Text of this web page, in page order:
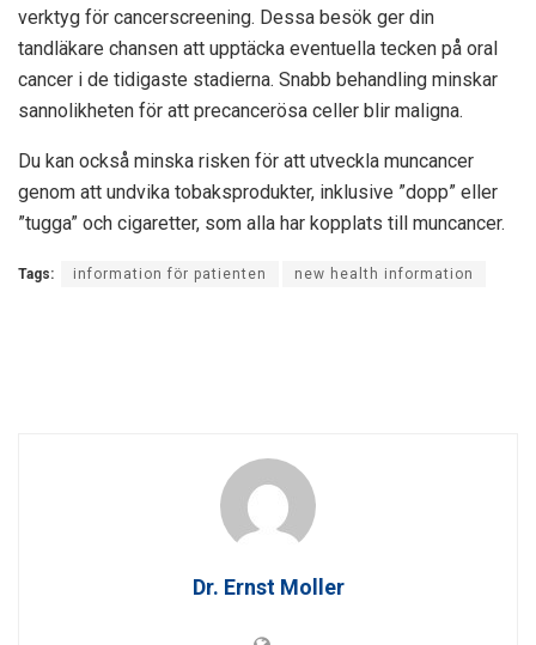
verktyg för cancerscreening. Dessa besök ger din
tandläkare chansen att upptäcka eventuella tecken på oral
cancer i de tidigaste stadierna. Snabb behandling minskar
sannolikheten för att precancerösa celler blir maligna.
Du kan också minska risken för att utveckla muncancer
genom att undvika tobaksprodukter, inklusive ”dopp” eller
”tugga” och cigaretter, som alla har kopplats till muncancer.
Tags: information för patienten new health information
Dr. Ernst Moller